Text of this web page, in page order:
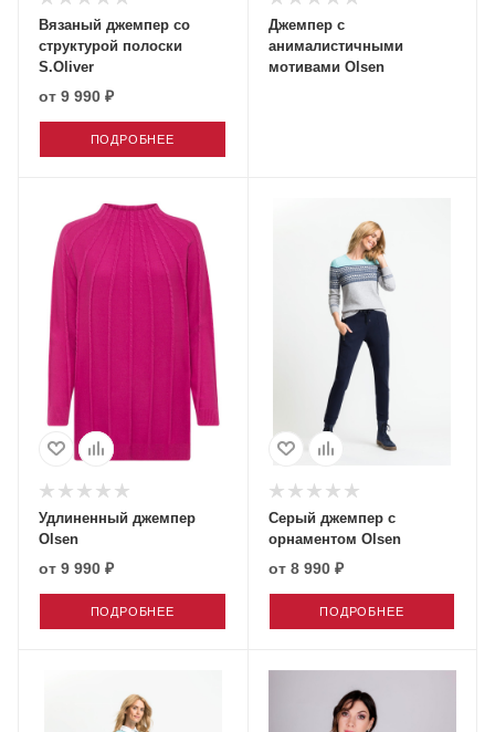
Вязаный джемпер со
структурой полоски
S.Oliver
от 9 990 ₽
ПОДРОБНЕЕ
Джемпер с
анималистичными
мотивами Olsen
Удлиненный джемпер
Olsen
от 9 990 ₽
ПОДРОБНЕЕ
Серый джемпер с
орнаментом Olsen
от 8 990 ₽
ПОДРОБНЕЕ